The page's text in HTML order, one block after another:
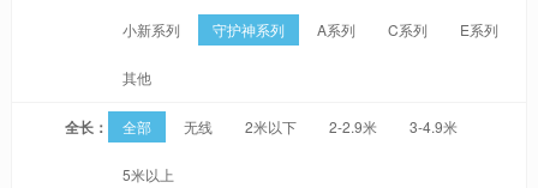
小新系列 守护神系列 A系列 C系列 E系列
其他
全长： 全部 无线 2米以下 2-2.9米 3-4.9米
5米以上